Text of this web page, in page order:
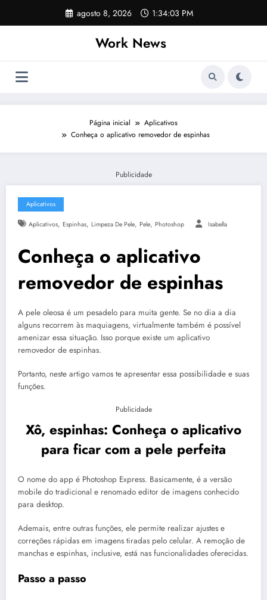
o
agosto 8, 2026 1:34:03 PM
Work News
Página inicial
Aplicativos
Conheça o aplicativo removedor de espinhas
Publicidade
Aplicativos
Aplicativos, Espinhas, Limpeza De Pele, Pele, Photoshop Isabella
Conheça o aplicativo
removedor de espinhas
A pele oleosa é um pesadelo para muita gente. Se no dia a dia
alguns recorrem às maquiagens, virtualmente também é possível
amenizar essa situação. Isso porque existe um aplicativo
removedor de espinhas.
Portanto, neste artigo vamos te apresentar essa possibilidade e suas
funções.
Publicidade
Xô, espinhas: Conheça o aplicativo
para ficar com a pele perfeita
O nome do app é Photoshop Express. Basicamente, é a versão
mobile do tradicional e renomado editor de imagens conhecido
para desktop.
Ademais, entre outras funções, ele permite realizar ajustes e
correções rápidas em imagens tiradas pelo celular. A remoção de
manchas e espinhas, inclusive, está nas funcionalidades oferecidas.
Passo a passo